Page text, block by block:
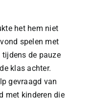
het hem niet
spelen met
de pauze
klas achter.
gevraagd van
met kinderen die